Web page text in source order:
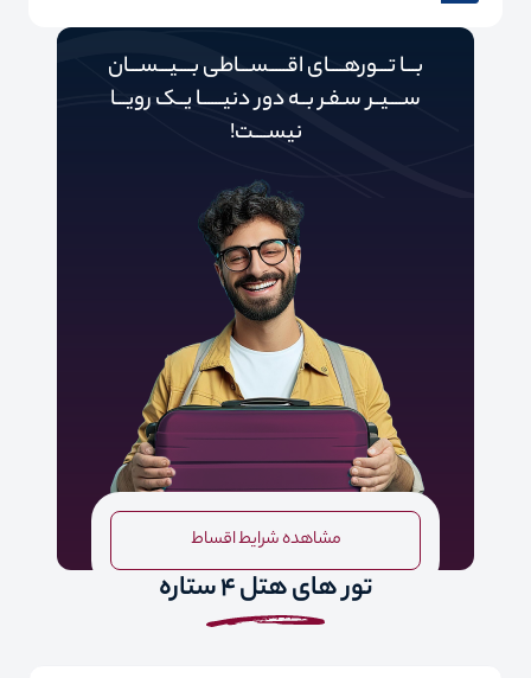
بـــا تـــورهــــای اقـــــســـاطی بــــیـــســـان
ســــیــر سـفـر بــه دور‌‌‌‌ دنیـــــ‌‌ـا یــک رویـــا
نیســــت!
مشاهده شرایط اقساط
تور های هتل 4 ستاره